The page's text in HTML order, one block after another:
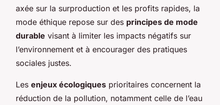
axée sur la surproduction et les profits rapides, la
mode éthique repose sur des principes de mode
durable visant à limiter les impacts négatifs sur
l’environnement et à encourager des pratiques
sociales justes.
Les enjeux écologiques prioritaires concernent la
réduction de la pollution, notamment celle de l’eau